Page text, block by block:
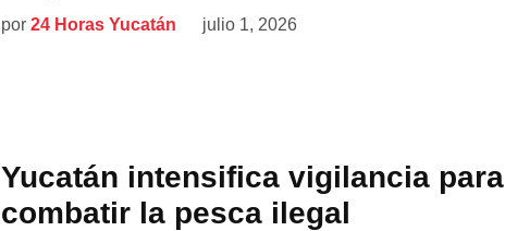
por 24 Horas Yucatán julio 1, 2026
Yucatán intensifica vigilancia para
combatir la pesca ilegal